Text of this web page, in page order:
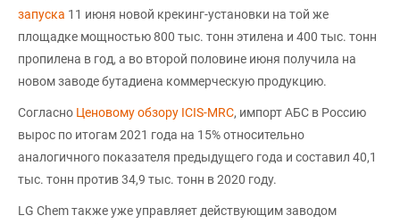
запуска 11 июня новой крекинг-установки на той же
площадке мощностью 800 тыс. тонн этилена и 400 тыс. тонн
пропилена в год, а во второй половине июня получила на
новом заводе бутадиена коммерческую продукцию.
Согласно Ценовому обзору ICIS-MRC, импорт АБС в Россию
вырос по итогам 2021 года на 15% относительно
аналогичного показателя предыдущего года и составил 40,1
тыс. тонн против 34,9 тыс. тонн в 2020 году.
LG Chem также уже управляет действующим заводом